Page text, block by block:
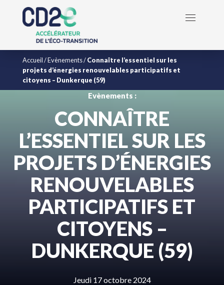
Accueil/Evènements/Connaître l’essentiel sur les
projets d’énergies renouvelables participatifs et
citoyens – Dunkerque (59)
Evènements :
CONNAÎTRE
L’ESSENTIEL SUR LES
PROJETS D’ÉNERGIES
RENOUVELABLES
PARTICIPATIFS ET
CITOYENS –
DUNKERQUE (59)
Jeudi 17 octobre 2024